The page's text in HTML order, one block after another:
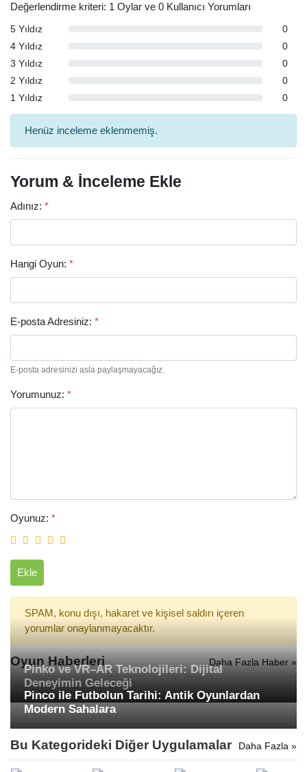
Değerlendirme kriteri: 1 Oylar ve 0 Kullanıcı Yorumları
5 Yıldız
0
4 Yıldız
0
3 Yıldız
0
2 Yıldız
0
1 Yıldız
0
Henüz inceleme eklenmemiş.
Yorum & İnceleme Ekle
Adınız: *
Hangi Oyun: *
E-posta Adresiniz: *
E-posta adresinizi asla paylaşmayacağız.
Yorumunuz: *
Oyunuz: *
Ekle
SPAM, konu dışı, hakaret ve kişisel saldırı içeren
yorumlar onaylanmayacaktır.
Oyun Haberleri Daha Fazla Haber »
Pinko ve VR–AR Teknolojileri: Dijital
Deneyimin Geleceği
Pinco ile Futbolun Tarihi: Antik Oyunlardan
Modern Sahalara
Bu Kategorideki Diğer Uygulamalar Daha Fazla »